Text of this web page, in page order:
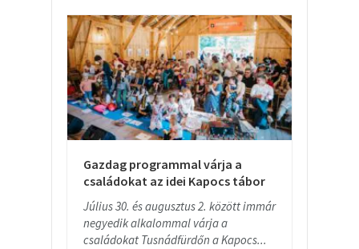
Gazdag programmal várja a
családokat az idei Kapocs tábor
Július 30. és augusztus 2. között immár
negyedik alkalommal várja a
családokat Tusnádfürdőn a Kapocs...